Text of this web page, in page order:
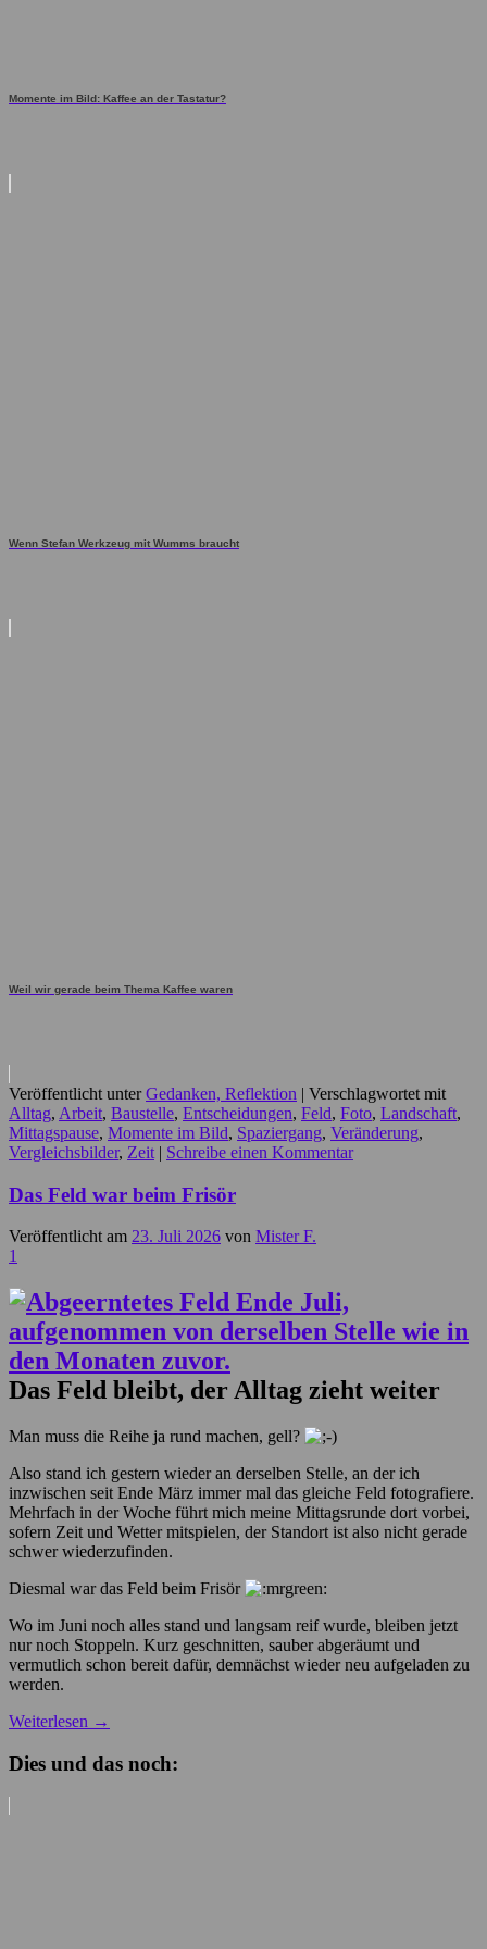
Momente im Bild: Kaffee an der Tastatur?
Wenn Stefan Werkzeug mit Wumms braucht
Weil wir gerade beim Thema Kaffee waren
Veröffentlicht unter Gedanken, Reflektion | Verschlagwortet mit
Alltag, Arbeit, Baustelle, Entscheidungen, Feld, Foto, Landschaft,
Mittagspause, Momente im Bild, Spaziergang, Veränderung,
Vergleichsbilder, Zeit | Schreibe einen Kommentar
Das Feld war beim Frisör
Veröffentlicht am 23. Juli 2026 von Mister F.
1
Das Feld bleibt, der Alltag zieht weiter
Man muss die Reihe ja rund machen, gell?
Also stand ich gestern wieder an derselben Stelle, an der ich
inzwischen seit Ende März immer mal das gleiche Feld fotografiere.
Mehrfach in der Woche führt mich meine Mittagsrunde dort vorbei,
sofern Zeit und Wetter mitspielen, der Standort ist also nicht gerade
schwer wiederzufinden.
Diesmal war das Feld beim Frisör
Wo im Juni noch alles stand und langsam reif wurde, bleiben jetzt
nur noch Stoppeln. Kurz geschnitten, sauber abgeräumt und
vermutlich schon bereit dafür, demnächst wieder neu aufgeladen zu
werden.
Weiterlesen →
Dies und das noch: